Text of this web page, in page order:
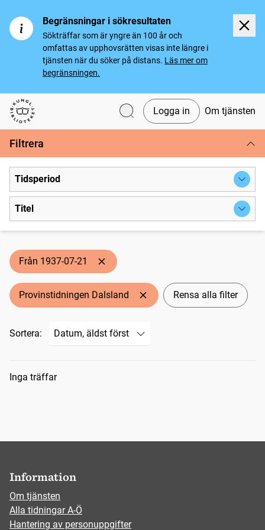
Begränsningar i sökresultaten
Sökträffar som är yngre än 100 år och
omfattas av upphovsrätten visas inte längre i
tjänsten när du söker på distans. Läs mer om
begränsningen.
Svenska tidningar
Logga in Om tjänsten
Filtrera
Tidsperiod
Titel
Från 1937-07-21
Provinstidningen Dalsland Rensa alla filter
Sortera:
Sökresultat
Inga träffar
Information
Om tjänsten
Alla tidningar A-Ö
Hantering av personuppgifter